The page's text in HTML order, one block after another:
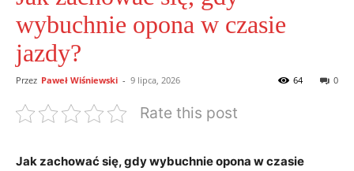
wybuchnie opona w czasie
jazdy?
Przez Paweł Wiśniewski - 9 lipca, 2026 0
64
Rate this post
Jak zachować ‌się, gdy wybuchnie opona w czasie